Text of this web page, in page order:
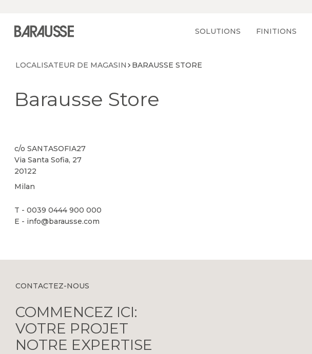
Vai alla home SOLUTIONS FINITIONS
LOCALISATEUR DE MAGASIN BARAUSSE STORE
Barausse Store
c/o SANTASOFIA27
Via Santa Sofia, 27
20122
Milan
T - 0039 0444 900 000
E - info@barausse.com
CONTACTEZ-NOUS
COMMENCEZ ICI:
VOTRE PROJET
NOTRE EXPERTISE